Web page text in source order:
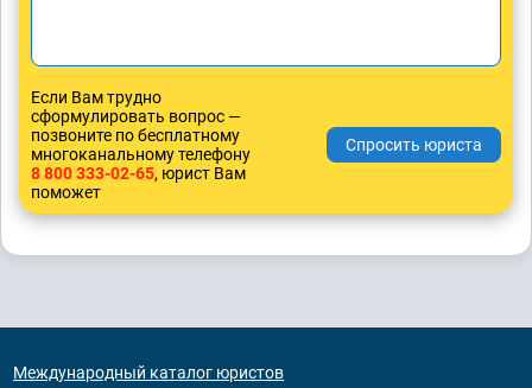
Если Вам трудно
сформулировать вопрос —
позвоните по бесплатному
многоканальному телефону
8 800 333-02-65, юрист Вам
поможет
Международный каталог юристов